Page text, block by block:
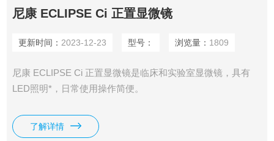
尼康 ECLIPSE Ci 正置显微镜
更新时间： 2023-12-23 型号： 浏览量： 1809
尼康 ECLIPSE Ci 正置显微镜是临床和实验室显微镜，具有
LED照明*，日常使用操作简便。
了解详情